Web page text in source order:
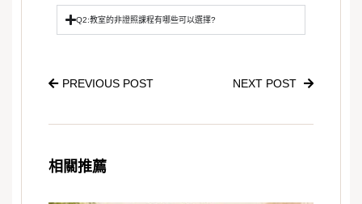
Q2:教室的非證照課程有哪些可以選擇?
PREVIOUS POST NEXT POST
相關推薦